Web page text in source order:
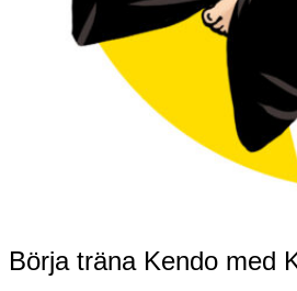
Börja träna Kendo med